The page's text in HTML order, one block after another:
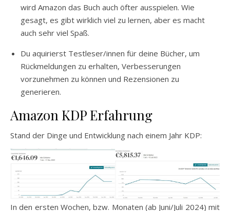
wird Amazon das Buch auch öfter ausspielen. Wie
gesagt, es gibt wirklich viel zu lernen, aber es macht
auch sehr viel Spaß.
Du aquirierst Testleser/innen für deine Bücher, um
Rückmeldungen zu erhalten, Verbesserungen
vorzunehmen zu können und Rezensionen zu
generieren.
Amazon KDP Erfahrung
Stand der Dinge und Entwicklung nach einem Jahr KDP:
In den ersten Wochen, bzw. Monaten (ab Juni/Juli 2024) mit